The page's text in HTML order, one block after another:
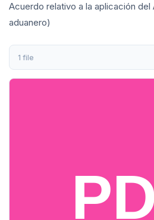
Acuerdo relativo a la aplicación del
aduanero)
1 file